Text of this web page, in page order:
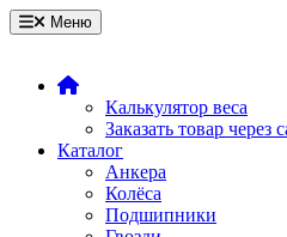
Меню
Калькулятор веса
Заказать товар через
Каталог
Анкера
Колёса
Подшипники